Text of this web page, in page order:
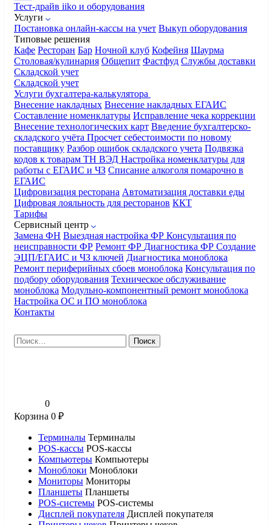
Тест-драйв iiko и оборудования
Услуги
Постановка онлайн-кассы на учет Выкуп оборудования
Типовые решения
Кафе Ресторан Бар Ночной клуб Кофейня Шаурма
Столовая/кулинария Общепит Фастфуд Службы доставки
Складской учет
Складской учет
Услуги бухгалтера-калькулятора
Внесение накладных Внесение накладных ЕГАИС
Составление номенклатуры Исправление чека коррекции
Внесение технологических карт Введение бухгалтерско-
складского учёта Просчет себестоимости по новому
поставщику Разбор ошибок складского учета Подвязка
кодов к товарам ТН ВЭД Настройка номенклатуры для
работы с ЕГАИС и ЧЗ Списание алкоголя помарочно в
ЕГАИС
Цифровизация ресторана Автоматизация доставки еды
Цифровая лояльность для ресторанов ККТ
Тарифы
Сервисный центр
Замена ФН Выездная настройка ФР Консультация по
неисправности ФР Ремонт ФР Диагностика ФР Создание
ЭЦП/ЕГАИС и ЧЗ ключей Диагностика моноблока
Ремонт периферийных сбоев моноблока Консультация по
подбору оборудования Техническое обслуживание
моноблока Модульно-компонентный ремонт моноблока
Настройка ОС и ПО моноблока
Контакты
Найти:
0
Корзина 0 ₽
Терминалы Терминалы
POS-кассы POS-кассы
Компьютеры Компьютеры
Моноблоки Моноблоки
Мониторы Мониторы
Планшеты Планшеты
POS-системы POS-системы
Дисплей покупателя Дисплей покупателя